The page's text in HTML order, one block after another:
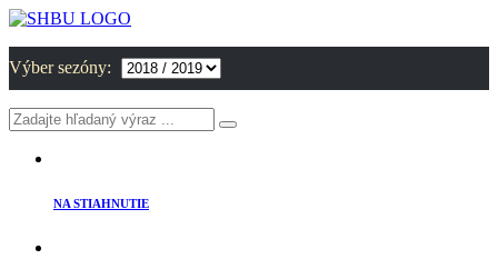
Výber sezóny:
NA STIAHNUTIE